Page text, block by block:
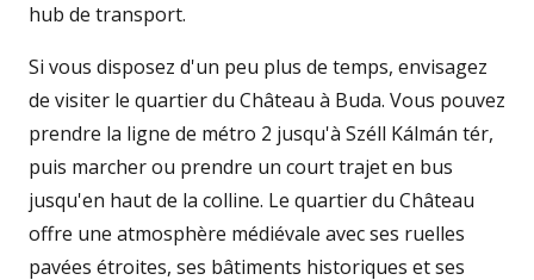
hub de transport.
Si vous disposez d'un peu plus de temps, envisagez
de visiter le quartier du Château à Buda. Vous pouvez
prendre la ligne de métro 2 jusqu'à Széll Kálmán tér,
puis marcher ou prendre un court trajet en bus
jusqu'en haut de la colline. Le quartier du Château
offre une atmosphère médiévale avec ses ruelles
pavées étroites, ses bâtiments historiques et ses